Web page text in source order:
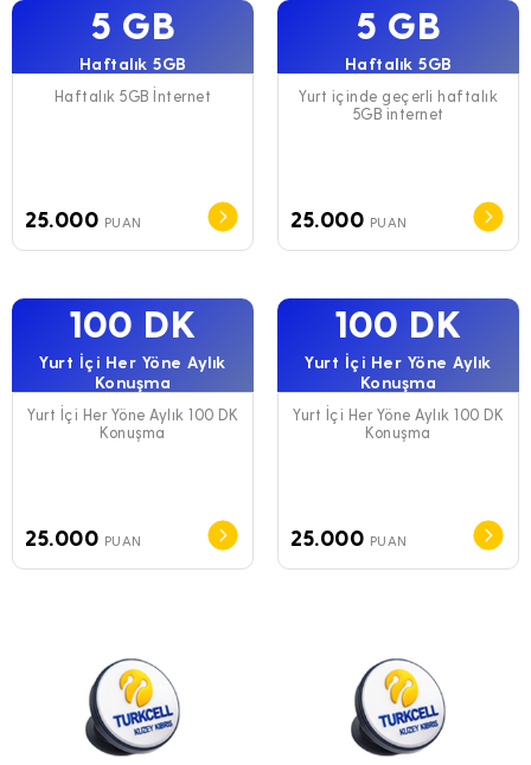
5 GB
Haftalık 5GB
Haftalık 5GB İnternet
25.000 PUAN
5 GB
Haftalık 5GB
Yurt içinde geçerli haftalık
5GB internet
25.000 PUAN
100 DK
Yurt İçi Her Yöne Aylık
Konuşma
Yurt İçi Her Yöne Aylık 100 DK
Konuşma
25.000 PUAN
100 DK
Yurt İçi Her Yöne Aylık
Konuşma
Yurt İçi Her Yöne Aylık 100 DK
Konuşma
25.000 PUAN